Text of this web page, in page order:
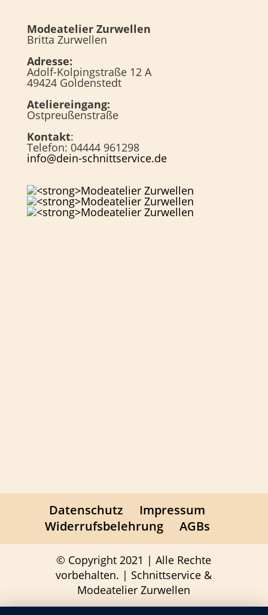
Modeatelier Zurwellen
Britta Zurwellen
Adresse:
Adolf-Kolpingstraße 12 A
49424 Goldenstedt
Ateliereingang:
Ostpreußenstraße
Kontakt:
Telefon: 04444 961298
info@dein-schnittservice.de
Datenschutz
Impressum
Widerrufsbelehrung
AGBs
© Copyright 2021 | Alle Rechte
vorbehalten. | Schnittservice &
Modeatelier Zurwellen